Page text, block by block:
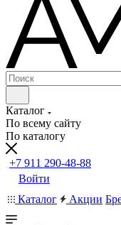
Каталог
По всему сайту
По каталогу
+7 911 290-48-88
Войти
Каталог
Акции